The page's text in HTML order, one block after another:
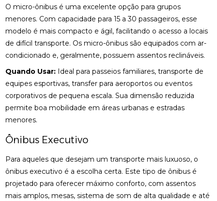
O micro-ônibus é uma excelente opção para grupos
menores. Com capacidade para 15 a 30 passageiros, esse
modelo é mais compacto e ágil, facilitando o acesso a locais
de difícil transporte. Os micro-ônibus são equipados com ar-
condicionado e, geralmente, possuem assentos reclináveis.
Quando Usar: Ideal para passeios familiares, transporte de
equipes esportivas, transfer para aeroportos ou eventos
corporativos de pequena escala. Sua dimensão reduzida
permite boa mobilidade em áreas urbanas e estradas
menores.
Ônibus Executivo
Para aqueles que desejam um transporte mais luxuoso, o
ônibus executivo é a escolha certa. Este tipo de ônibus é
projetado para oferecer máximo conforto, com assentos
mais amplos, mesas, sistema de som de alta qualidade e até